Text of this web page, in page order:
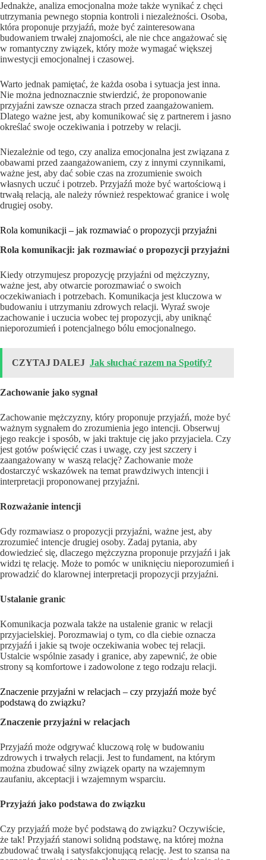
Jednakże, analiza emocjonalna może także wynikać z chęci
utrzymania pewnego stopnia kontroli i niezależności. Osoba,
która proponuje przyjaźń, może być zainteresowana
budowaniem trwałej znajomości, ale nie chce angażować się
w romantyczny związek, który może wymagać większej
inwestycji emocjonalnej i czasowej.
Warto jednak pamiętać, że każda osoba i sytuacja jest inna.
Nie można jednoznacznie stwierdzić, że proponowanie
przyjaźni zawsze oznacza strach przed zaangażowaniem.
Dlatego ważne jest, aby komunikować się z partnerem i jasno
określać swoje oczekiwania i potrzeby w relacji.
Niezależnie od tego, czy analiza emocjonalna jest związana z
obawami przed zaangażowaniem, czy z innymi czynnikami,
ważne jest, aby dać sobie czas na zrozumienie swoich
własnych uczuć i potrzeb. Przyjaźń może być wartościową i
trwałą relacją, ale należy również respektować granice i wolę
drugiej osoby.
Rola komunikacji – jak rozmawiać o propozycji przyjaźni
Rola komunikacji: jak rozmawiać o propozycji przyjaźni
Kiedy otrzymujesz propozycję przyjaźni od mężczyzny,
ważne jest, aby otwarcie porozmawiać o swoich
oczekiwaniach i potrzebach. Komunikacja jest kluczowa w
budowaniu i utrzymaniu zdrowych relacji. Wyraź swoje
zachowanie i uczucia wobec tej propozycji, aby uniknąć
nieporozumień i potencjalnego bólu emocjonalnego.
CZYTAJ DALEJ Jak słuchać razem na Spotify?
Zachowanie jako sygnał
Zachowanie mężczyzny, który proponuje przyjaźń, może być
ważnym sygnałem do zrozumienia jego intencji. Obserwuj
jego reakcje i sposób, w jaki traktuje cię jako przyjaciela. Czy
jest gotów poświęcić czas i uwagę, czy jest szczery i
zaangażowany w waszą relację? Zachowanie może
dostarczyć wskazówek na temat prawdziwych intencji i
interpretacji proponowanej przyjaźni.
Rozważanie intencji
Gdy rozmawiasz o propozycji przyjaźni, ważne jest, aby
zrozumieć intencje drugiej osoby. Zadaj pytania, aby
dowiedzieć się, dlaczego mężczyzna proponuje przyjaźń i jak
widzi tę relację. Może to pomóc w uniknięciu nieporozumień i
prowadzić do klarownej interpretacji propozycji przyjaźni.
Ustalanie granic
Komunikacja pozwala także na ustalenie granic w relacji
przyjacielskiej. Porozmawiaj o tym, co dla ciebie oznacza
przyjaźń i jakie są twoje oczekiwania wobec tej relacji.
Ustalcie wspólnie zasady i granice, aby zapewnić, że obie
strony są komfortowe i zadowolone z tego rodzaju relacji.
Znaczenie przyjaźni w relacjach – czy przyjaźń może być
podstawą do związku?
Znaczenie przyjaźni w relacjach
Przyjaźń może odgrywać kluczową rolę w budowaniu
zdrowych i trwałych relacji. Jest to fundament, na którym
można zbudować silny związek oparty na wzajemnym
zaufaniu, akceptacji i wzajemnym wsparciu.
Przyjaźń jako podstawa do związku
Czy przyjaźń może być podstawą do związku? Oczywiście,
że tak! Przyjaźń stanowi solidną podstawę, na której można
zbudować trwałą i satysfakcjonującą relację. Jest to szansa na